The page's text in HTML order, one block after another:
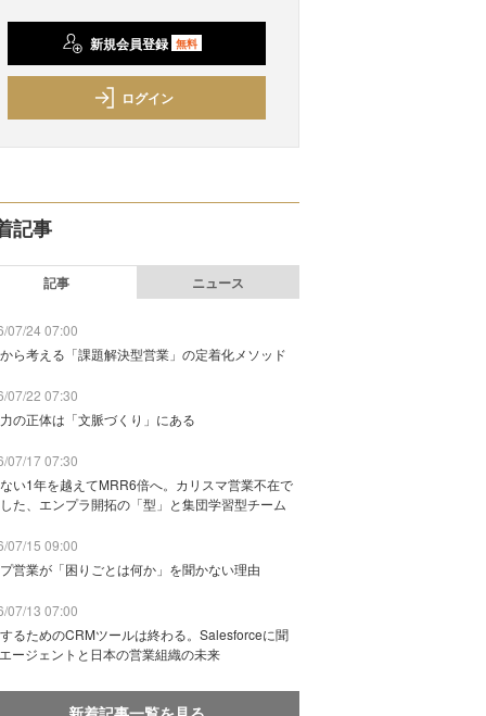
新規会員登録 無料
ログイン
記事
記事 ニュース
07/24 07:00
ら考える「課題解決型営業」の定着化メソッド
07/22 07:30
の正体は「文脈づくり」にある
07/17 07:30
い1年を越えてMRR6倍へ。カリスマ営業不在で
た、エンプラ開拓の「型」と集団学習型チーム
07/15 09:00
営業が「困りごとは何か」を聞かない理由
07/13 07:00
るためのCRMツールは終わる。Salesforceに聞
ージェントと日本の営業組織の未来